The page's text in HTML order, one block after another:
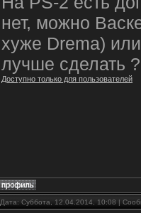
нет, можно
хуже Drema)
лучше сделать ?
Доступно только для пользователей
Дата: Суббота, 12.04.2014, 10:08 |